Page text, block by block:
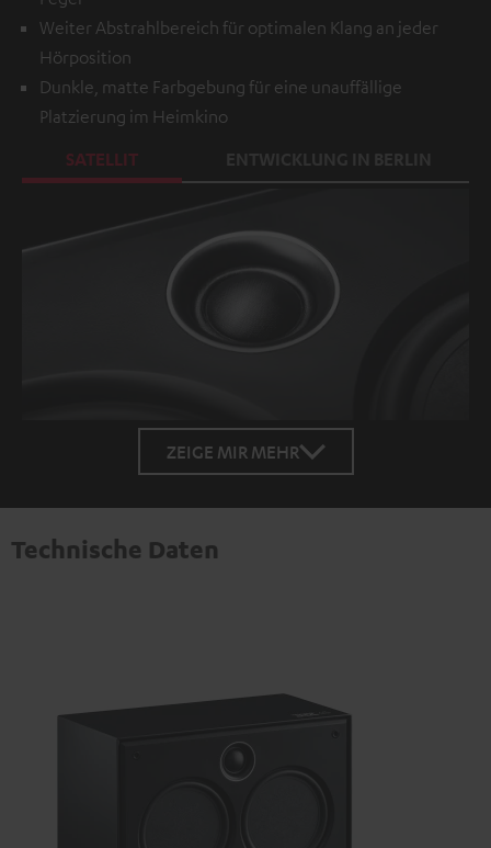
Weiter Abstrahlbereich für optimalen Klang an jeder
Hörposition
Dunkle, matte Farbgebung für eine unauffällige
Platzierung im Heimkino
SATELLIT
ZEIGE MIR MEHR
Technische Daten